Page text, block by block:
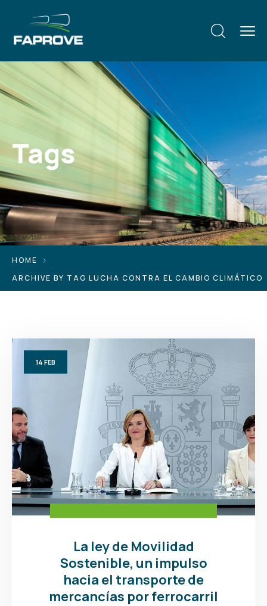
Tags
HOME
ARCHIVE BY TAG LUCHA CONTRA EL CAMBIO CLIMÁTICO
14 FEB
La ley de Movilidad
Sostenible, un impulso
hacia el transporte de
mercancías por ferrocarril